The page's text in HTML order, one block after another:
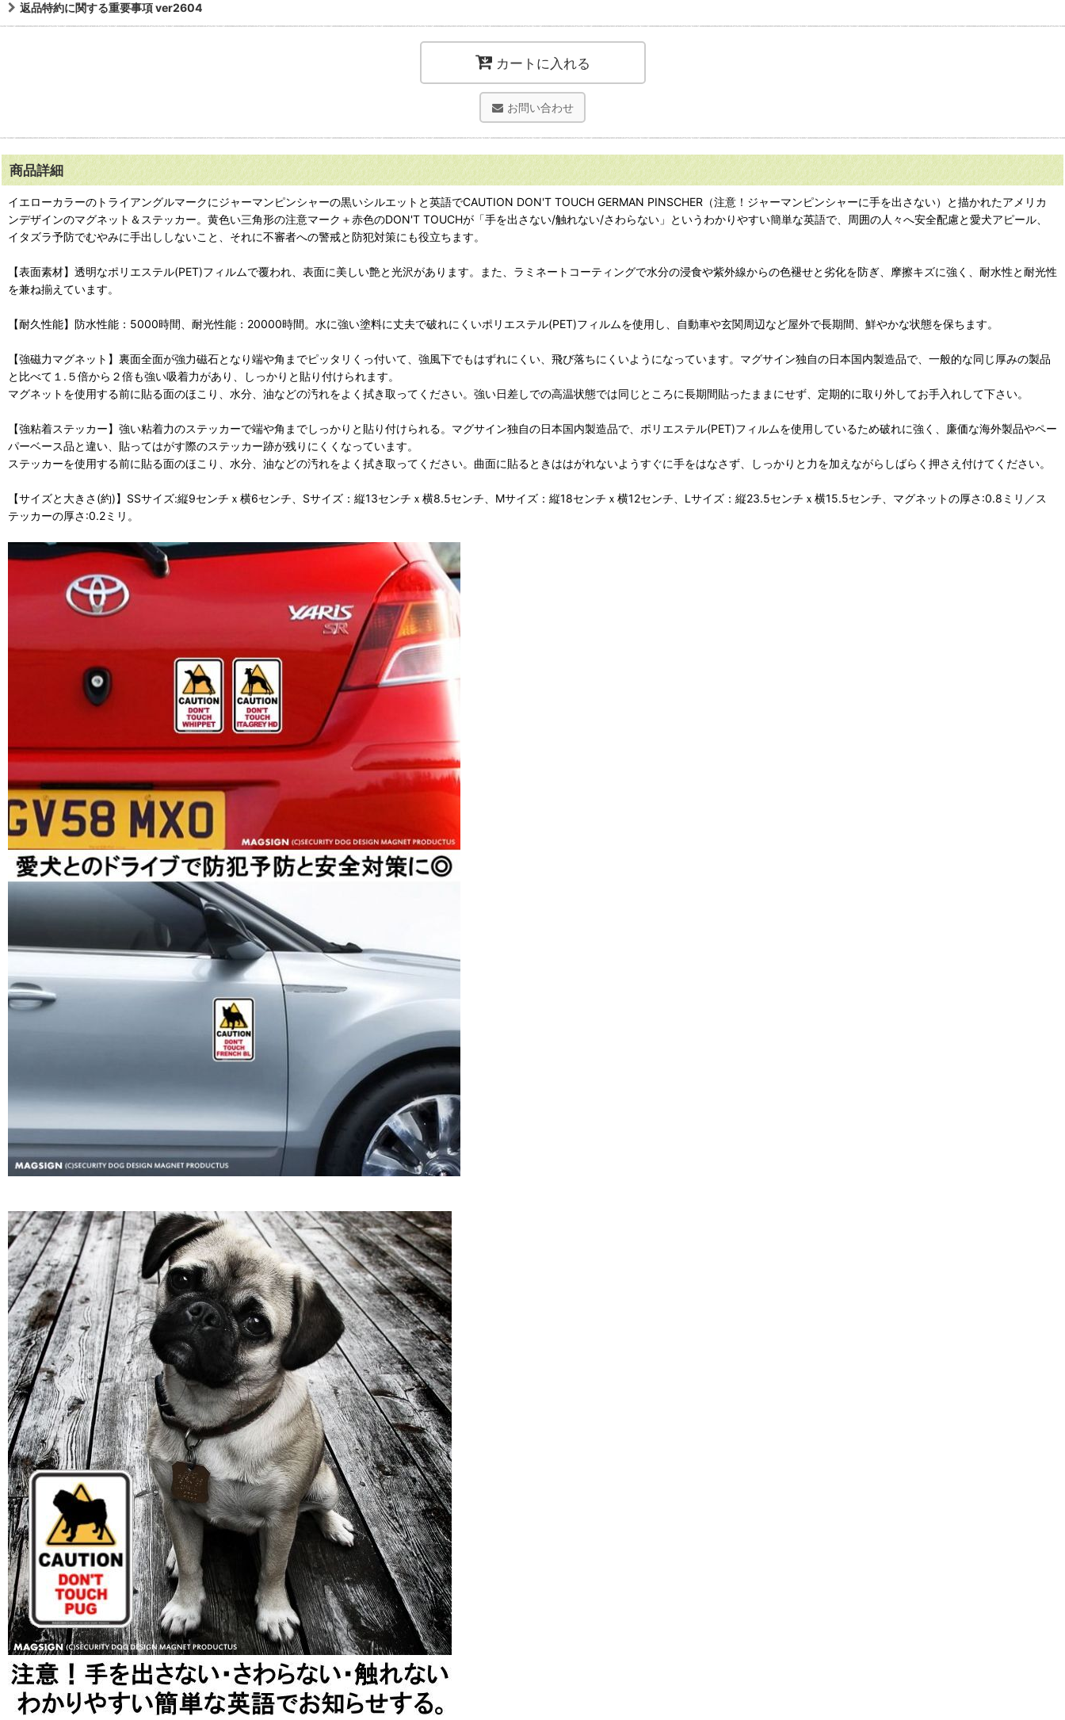
返品特約に関する重要事項 ver2604
カートに入れる
お問い合わせ
商品詳細
イエローカラーのトライアングルマークにジャーマンピンシャーの黒いシルエットと英語でCAUTION DON'T TOUCH GERMAN PINSCHER（注意！ジャーマンピンシャーに手を出さない）と描かれたアメリカ
ンデザインのマグネット＆ステッカー。黄色い三角形の注意マーク＋赤色のDON'T TOUCHが「手を出さない/触れない/さわらない」というわかりやすい簡単な英語で、周囲の人々へ安全配慮と愛犬アピール、
イタズラ予防でむやみに手出ししないこと、それに不審者への警戒と防犯対策にも役立ちます。
【表面素材】透明なポリエステル(PET)フィルムで覆われ、表面に美しい艶と光沢があります。また、ラミネートコーティングで水分の浸食や紫外線からの色褪せと劣化を防ぎ、摩擦キズに強く、耐水性と耐光性
を兼ね揃えています。
【耐久性能】防水性能：5000時間、耐光性能：20000時間。水に強い塗料に丈夫で破れにくいポリエステル(PET)フィルムを使用し、自動車や玄関周辺など屋外で長期間、鮮やかな状態を保ちます。
【強磁力マグネット】裏面全面が強力磁石となり端や角までピッタリくっ付いて、強風下でもはずれにくい、飛び落ちにくいようになっています。マグサイン独自の日本国内製造品で、一般的な同じ厚みの製品
と比べて１.５倍から２倍も強い吸着力があり、しっかりと貼り付けられます。
マグネットを使用する前に貼る面のほこり、水分、油などの汚れをよく拭き取ってください。強い日差しでの高温状態では同じところに長期間貼ったままにせず、定期的に取り外してお手入れして下さい。
【強粘着ステッカー】強い粘着力のステッカーで端や角までしっかりと貼り付けられる。マグサイン独自の日本国内製造品で、ポリエステル(PET)フィルムを使用しているため破れに強く、廉価な海外製品やペー
パーベース品と違い、貼ってはがす際のステッカー跡が残りにくくなっています。
ステッカーを使用する前に貼る面のほこり、水分、油などの汚れをよく拭き取ってください。曲面に貼るときははがれないようすぐに手をはなさず、しっかりと力を加えながらしばらく押さえ付けてください。
【サイズと大きさ(約)】SSサイズ:縦9センチｘ横6センチ、Sサイズ：縦13センチｘ横8.5センチ、Mサイズ：縦18センチｘ横12センチ、Lサイズ：縦23.5センチｘ横15.5センチ、マグネットの厚さ:0.8ミリ／ス
テッカーの厚さ:0.2ミリ。